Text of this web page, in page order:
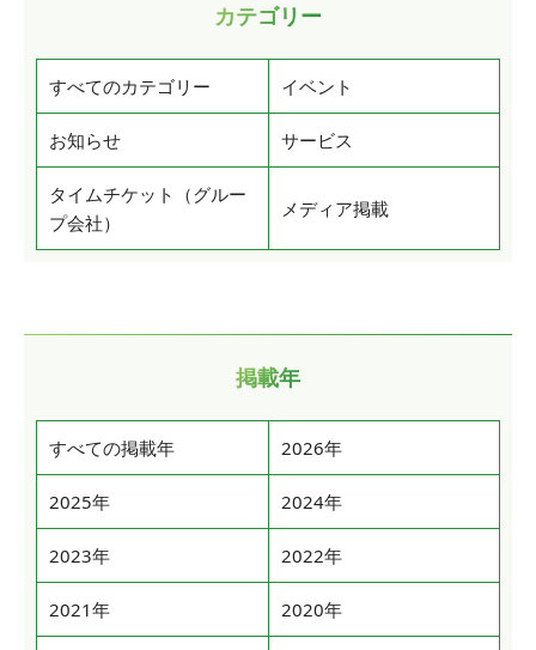
カテゴリー
すべてのカテゴリー イベント
お知らせ サービス
タイムチケット（グルー
プ会社）
メディア掲載
掲載年
すべての掲載年 2026年
2025年 2024年
2023年 2022年
2021年 2020年